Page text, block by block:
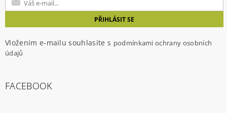
Vložením e-mailu souhlasíte s podmínkami ochrany osobních
údajů
FACEBOOK